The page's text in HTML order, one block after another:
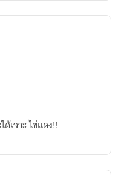
เจาะ ไข่แดง!!